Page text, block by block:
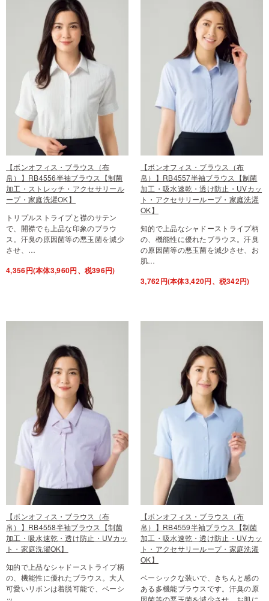
【ボンオフィス・ブラウス（布
帛）】RB4556半袖ブラウス【制菌
加工・ストレッチ・アクセサリール
ープ・家庭洗濯OK】
トリプルストライプと襟のサテン
で、開襟でも上品な印象のブラウ
ス。汗臭の原因菌等の悪玉菌を減少
させ、…
4,356円(本体3,960円、税396円)
【ボンオフィス・ブラウス（布
帛）】RB4557半袖ブラウス【制菌
加工・吸水速乾・透け防止・UVカッ
ト・アクセサリーループ・家庭洗濯
OK】
知的で上品なシャドーストライプ柄
の、機能性に優れたブラウス。汗臭
の原因菌等の悪玉菌を減少させ、お
肌…
3,762円(本体3,420円、税342円)
【ボンオフィス・ブラウス（布
帛）】RB4558半袖ブラウス【制菌
加工・吸水速乾・透け防止・UVカッ
ト・家庭洗濯OK】
知的で上品なシャドーストライプ柄
の、機能性に優れたブラウス。大人
可愛いリボンは着脱可能で、ベーシ
【ボンオフィス・ブラウス（布
帛）】RB4559半袖ブラウス【制菌
加工・吸水速乾・透け防止・UVカッ
ト・アクセサリーループ・家庭洗濯
OK】
ベーシックな装いで、きちんと感の
ある多機能ブラウスです。汗臭の原